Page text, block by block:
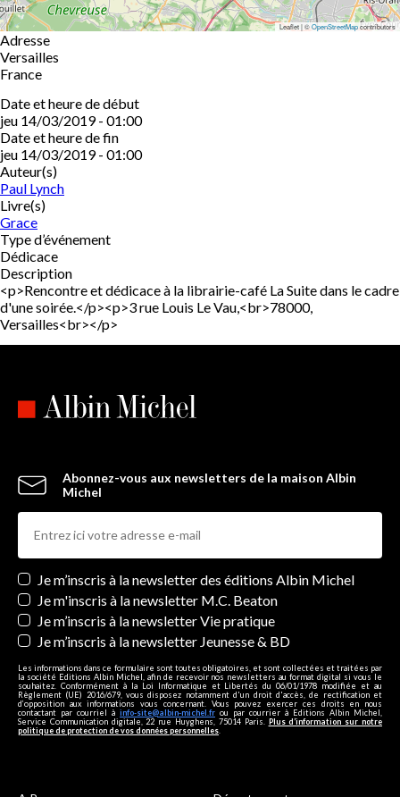
Leaflet | ©OpenStreetMapcontributors
Adresse
Versailles
France
Date et heure de début
jeu 14/03/2019 - 01:00
Date et heure de fin
jeu 14/03/2019 - 01:00
Auteur(s)
Paul Lynch
Livre(s)
Grace
Type d’événement
Dédicace
Description
<p>Rencontre et dédicace à la librairie-café La Suite dans le cadre
d'une soirée.</p><p>3 rue Louis Le Vau,<br>78000,
Versailles<br></p>
Abonnez-vous aux newsletters de la maison Albin
Michel
Newsletters
Je m’inscris à la newsletter des éditions Albin Michel
Je m'inscris à la newsletter M.C. Beaton
Je m’inscris à la newsletter Vie pratique
Je m’inscris à la newsletter Jeunesse & BD
Les informations dans ce formulaire sont toutes obligatoires, et sont collectées et traitées par
la société Editions Albin Michel, afin de recevoir nos newsletters au format digital si vous le
souhaitez. Conformément à la Loi Informatique et Libertés du 06/01/1978 modifiée et au
Règlement (UE) 2016/679, vous disposez notamment d'un droit d'accès, de rectification et
d’opposition aux informations vous concernant. Vous pouvez exercer ces droits en nous
contactant par courriel à info-site@albin-michel.fr ou par courrier à Editions Albin Michel,
Service Communication digitale, 22 rue Huyghens, 75014 Paris. Plus d’information sur notre
politique de protection de vos données personnelles